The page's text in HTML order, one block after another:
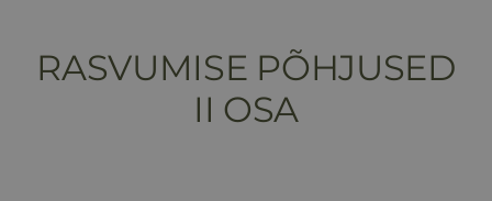
KUURID & PROTSEDUURID
RASVUMISE PÕHJUSED
II OSA